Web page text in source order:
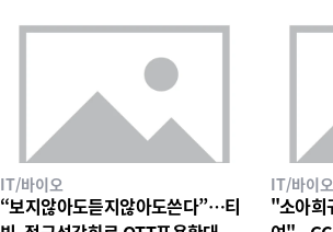
IT/바이오
“보지않아도듣지않아도쓴다”…티
IT/바이오
"소아희